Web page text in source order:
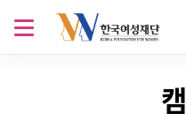
Skip to content
메뉴 열기